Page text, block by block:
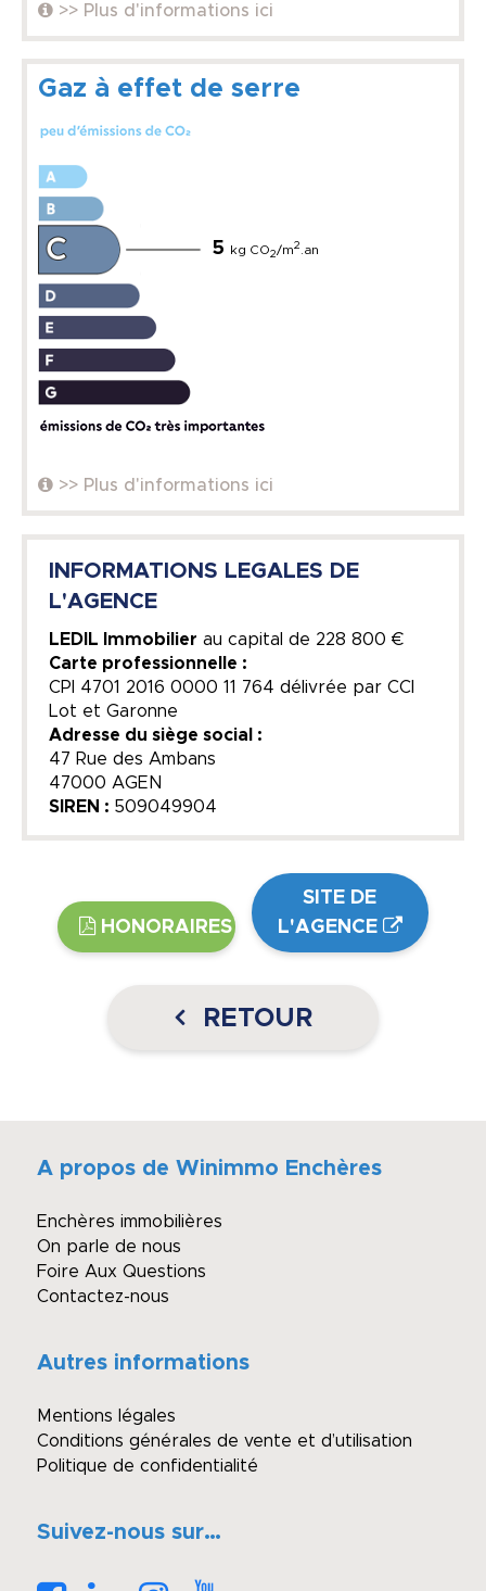
>> Plus d'informations ici
Gaz à effet de serre
5 kg CO2/m2 .an
>> Plus d'informations ici
INFORMATIONS LEGALES DE
L'AGENCE
LEDIL Immobilier au capital de 228 800 €
Carte professionnelle :
CPI 4701 2016 0000 11 764 délivrée par CCI
Lot et Garonne
Adresse du siège social :
47 Rue des Ambans
47000 AGEN
SIREN : 509049904
HONORAIRES
SITE DE
L'AGENCE
RETOUR
A propos de Winimmo Enchères
Enchères immobilières
On parle de nous
Foire Aux Questions
Contactez-nous
Autres informations
Mentions légales
Conditions générales de vente et d’utilisation
Politique de confidentialité
Suivez-nous sur…